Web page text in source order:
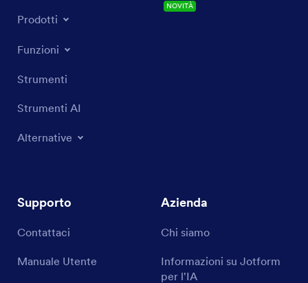
Prodotti
Funzioni
Strumenti
Strumenti AI
Alternative
NOVITÀ
Supporto
Contattaci
Manuale Utente
Azienda
Chi siamo
Informazioni su Jotform
per l'IA